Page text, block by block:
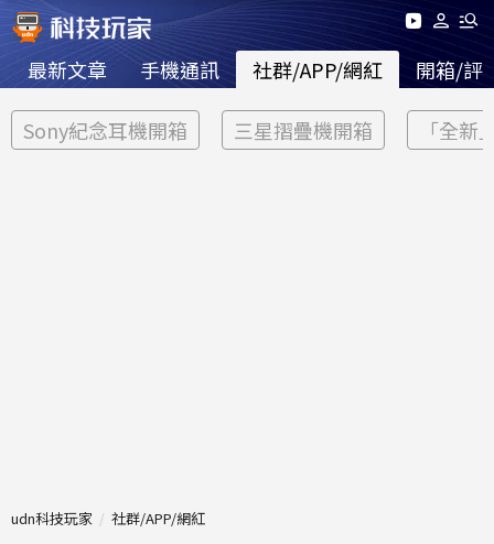
最新文章 手機通訊 社群/APP/網紅 開箱/評
Sony紀念耳機開箱 三星摺疊機開箱 「全新
udn科技玩家 社群/APP/網紅